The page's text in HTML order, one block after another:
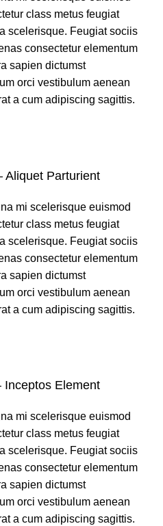
class metus feugiat
scelerisque. Feugiat sociis
consectetur elementum
sapien dictumst
orci vestibulum aenean
a cum adipiscing sagittis.
Aliquet Parturient
mi scelerisque euismod
class metus feugiat
scelerisque. Feugiat sociis
consectetur elementum
sapien dictumst
orci vestibulum aenean
a cum adipiscing sagittis.
Inceptos Element
mi scelerisque euismod
class metus feugiat
scelerisque. Feugiat sociis
consectetur elementum
sapien dictumst
orci vestibulum aenean
a cum adipiscing sagittis.